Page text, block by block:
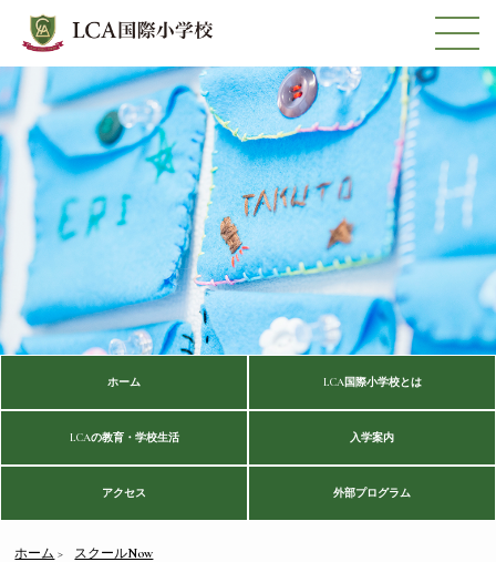
ホーム LCA国際小学校とは
LCAの教育・学校生活 入学案内
アクセス 外部プログラム
ホーム スクールNow